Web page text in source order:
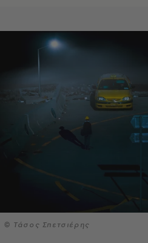
© Τάσος Σπετσιέρης